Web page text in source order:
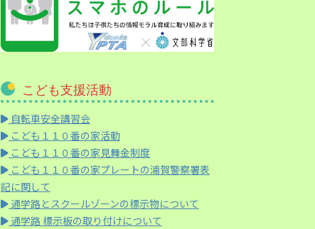
こども支援活動
自転車安全講習会
こども１１０番の家活動
こども１１０番の家見舞金制度
こども１１０番の家プレートの浦賀警察署表
記に関して
通学路とスクールゾーンの標示物について
通学路 標示板の取り付けについて